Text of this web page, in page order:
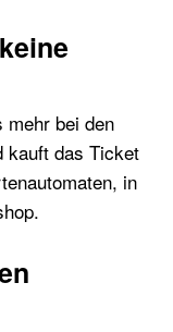
bei den
kauft das Ticket
in